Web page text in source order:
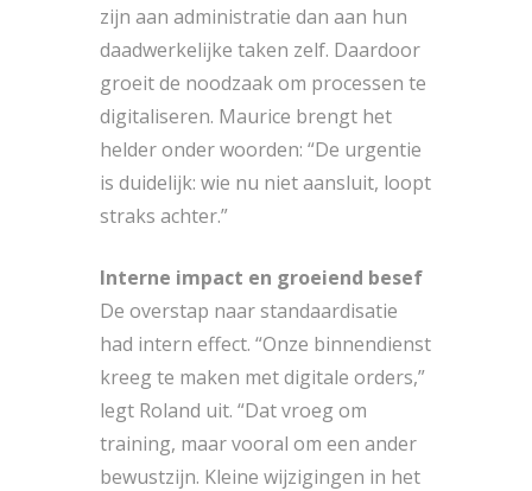
zijn aan administratie dan aan hun
daadwerkelijke taken zelf. Daardoor
groeit de noodzaak om processen te
digitaliseren. Maurice brengt het
helder onder woorden: “De urgentie
is duidelijk: wie nu niet aansluit, loopt
straks achter.”
Interne impact en groeiend besef
De overstap naar standaardisatie
had intern effect. “Onze binnendienst
kreeg te maken met digitale orders,”
legt Roland uit. “Dat vroeg om
training, maar vooral om een ander
bewustzijn. Kleine wijzigingen in het